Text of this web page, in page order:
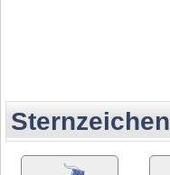
Sternzeichen